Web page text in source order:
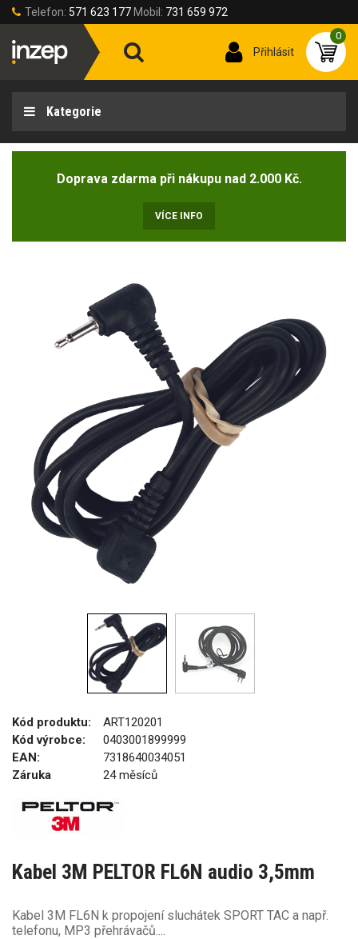
Telefon: 571 623 177 Mobil: 731 659 972
Přihlásit
0
Kategorie
Doprava zdarma při nákupu nad 2.000 Kč.
VÍCE INFO
Kód produktu:
ART120201
Kód výrobce:
0403001899999
EAN:
7318640034051
Záruka
24 měsíců
Kabel 3M PELTOR FL6N audio 3,5mm
Kabel 3M FL6N k propojení sluchátek SPORT TAC a např.
telefonu, MP3 přehrávačů....